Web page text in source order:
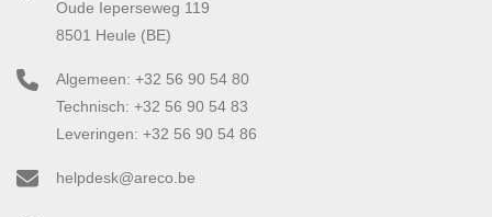
Oude Ieperseweg 119
8501 Heule (BE)
Algemeen: +32 56 90 54 80
Technisch: +32 56 90 54 83
Leveringen: +32 56 90 54 86
helpdesk@areco.be